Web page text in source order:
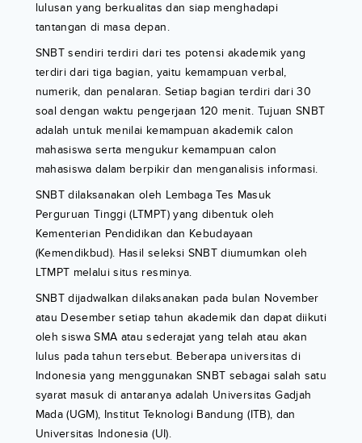
lulusan yang berkualitas dan siap menghadapi
tantangan di masa depan.
SNBT sendiri terdiri dari tes potensi akademik yang
terdiri dari tiga bagian, yaitu kemampuan verbal,
numerik, dan penalaran. Setiap bagian terdiri dari 30
soal dengan waktu pengerjaan 120 menit. Tujuan SNBT
adalah untuk menilai kemampuan akademik calon
mahasiswa serta mengukur kemampuan calon
mahasiswa dalam berpikir dan menganalisis informasi.
SNBT dilaksanakan oleh Lembaga Tes Masuk
Perguruan Tinggi (LTMPT) yang dibentuk oleh
Kementerian Pendidikan dan Kebudayaan
(Kemendikbud). Hasil seleksi SNBT diumumkan oleh
LTMPT melalui situs resminya.
SNBT dijadwalkan dilaksanakan pada bulan November
atau Desember setiap tahun akademik dan dapat diikuti
oleh siswa SMA atau sederajat yang telah atau akan
lulus pada tahun tersebut. Beberapa universitas di
Indonesia yang menggunakan SNBT sebagai salah satu
syarat masuk di antaranya adalah Universitas Gadjah
Mada (UGM), Institut Teknologi Bandung (ITB), dan
Universitas Indonesia (UI).